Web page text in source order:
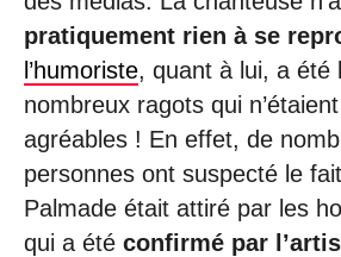
pratiquement rien à se
l’humoriste, quant à lui, a été
nombreux ragots qui
agréables ! En effet, de
personnes ont suspecté le
Palmade était attiré par les
qui a été confirmé par